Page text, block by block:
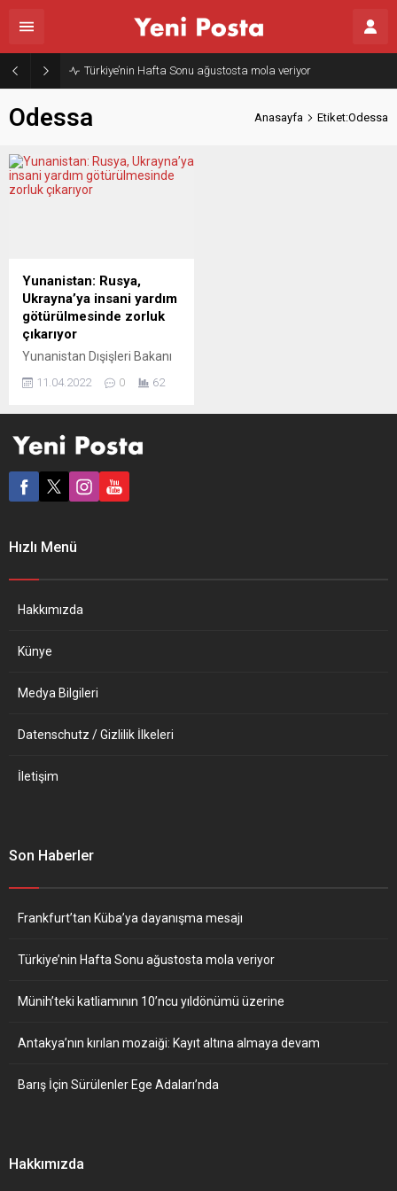
Türkiye’nin Hafta Sonu ağustosta mola veriyor
Odessa Anasayfa Etiket:Odessa
Yunanistan: Rusya,
Ukrayna’ya insani yardım
götürülmesinde zorluk
çıkarıyor
Yunanistan Dışişleri Bakanı
Ukrayna’ya insan yardım
Lüksemburg’da düzenlenen
Bakanları Toplantısı girişinde
gazetecilere açıklamada
konularının gündemde
Odessa’ya yaptığı ziyaret
Odessa ve Mariupol’e...
11.04.2022 0 62
Hızlı Menü
Hakkımızda
Künye
Medya Bilgileri
Datenschutz / Gizlilik İlkeleri
İletişim
Son Haberler
Frankfurt’tan Küba’ya dayanışma mesajı
Türkiye’nin Hafta Sonu ağustosta mola veriyor
Münih’teki katliamının 10’ncu yıldönümü üzerine
Antakya’nın kırılan mozaiği: Kayıt altına almaya devam
Barış İçin Sürülenler Ege Adaları’nda
Hakkımızda